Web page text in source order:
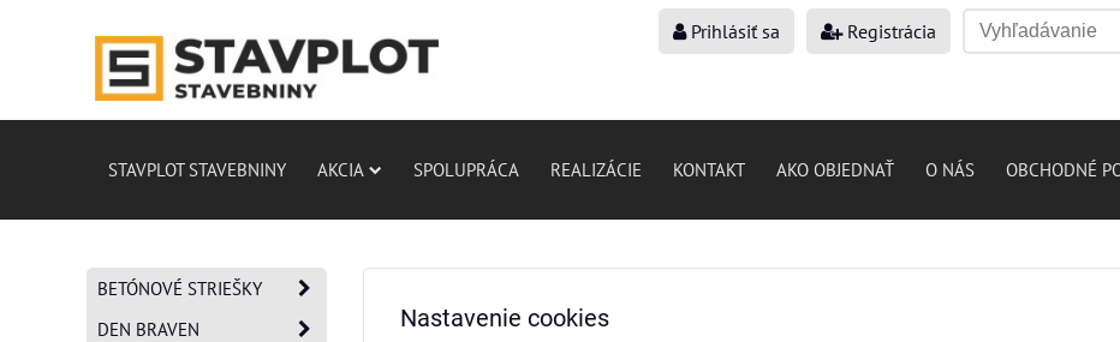
Prihlásiť sa Registrácia
STAVPLOT STAVEBNINY AKCIA SPOLUPRÁCA REALIZÁCIE KONTAKT AKO OBJEDNAŤ O NÁS OBCHODNÉ
Nastavenie cookies
BETÓNOVÉ STRIEŠKY
DEN BRAVEN